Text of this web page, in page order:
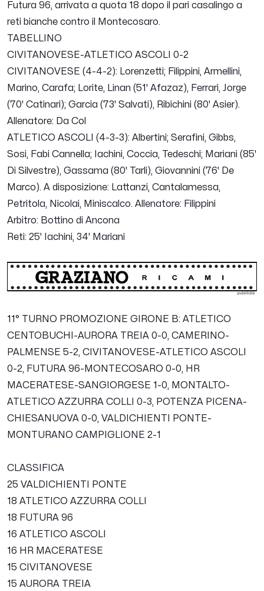
Futura 96, arrivata a quota 18 dopo il pari casalingo a
reti bianche contro il Montecosaro.
TABELLINO
CIVITANOVESE-ATLETICO ASCOLI 0-2
CIVITANOVESE (4-4-2): Lorenzetti; Filippini, Armellini,
Marino, Carafa; Lorite, Linan (51' Afazaz), Ferrari, Jorge
(70' Catinari); Garcia (73' Salvati), Ribichini (80' Asier).
Allenatore: Da Col
ATLETICO ASCOLI (4-3-3): Albertini; Serafini, Gibbs,
Sosi, Fabi Cannella; Iachini, Coccia, Tedeschi; Mariani (85'
Di Silvestre), Gassama (80' Tarli), Giovannini (76' De
Marco). A disposizione: Lattanzi, Cantalamessa,
Petritola, Nicolai, Miniscalco. Allenatore: Filippini
Arbitro: Bottino di Ancona
Reti: 25' Iachini, 34' Mariani
11° TURNO PROMOZIONE GIRONE B: ATLETICO
CENTOBUCHI-AURORA TREIA 0-0, CAMERINO-
PALMENSE 5-2, CIVITANOVESE-ATLETICO ASCOLI
0-2, FUTURA 96-MONTECOSARO 0-0, HR
MACERATESE-SANGIORGESE 1-0, MONTALTO-
ATLETICO AZZURRA COLLI 0-3, POTENZA PICENA-
CHIESANUOVA 0-0, VALDICHIENTI PONTE-
MONTURANO CAMPIGLIONE 2-1
CLASSIFICA
25 VALDICHIENTI PONTE
18 ATLETICO AZZURRA COLLI
18 FUTURA 96
16 ATLETICO ASCOLI
16 HR MACERATESE
15 CIVITANOVESE
15 AURORA TREIA